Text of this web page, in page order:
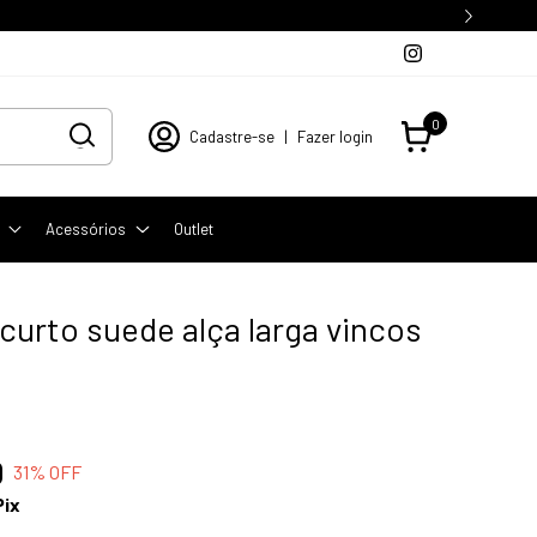
Cadastre-se | Fazer login
0
Acessórios Outlet
suede alça larga vincos
31% OFF